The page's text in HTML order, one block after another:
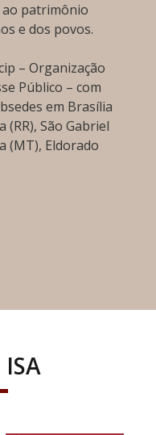
patrimônio
e dos povos.
– Organização
Público – com
em Brasília
(RR), São Gabriel
(MT), Eldorado